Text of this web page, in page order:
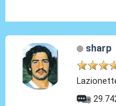
sharp